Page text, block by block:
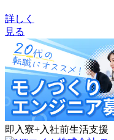
詳しく
見る
即入寮+入社前生活支援